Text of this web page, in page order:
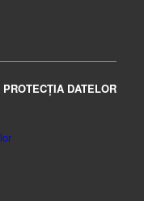
DATELOR